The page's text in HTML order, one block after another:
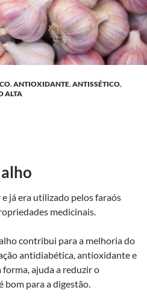
,ANTIOXIDANTE,ANTISSÉTICO,
ALTA
já era utilizado pelos faraós
medicinais.
contribui para a melhoria do
antidiabética, antioxidante e
ajuda a reduzir o
bom para a digestão.